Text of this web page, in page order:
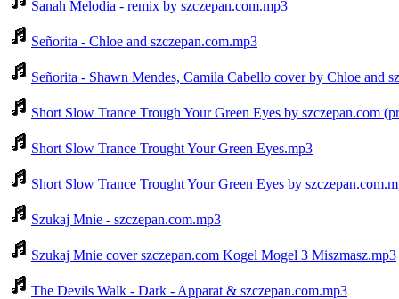
Sanah Melodia - remix by szczepan.com.mp3
Señorita - Chloe and szczepan.com.mp3
Señorita - Shawn Mendes, Camila Cabello cover by Chloe and
Short Slow Trance Trough Your Green Eyes by szczepan.com
Short Slow Trance Trought Your Green Eyes.mp3
Short Slow Trance Trought Your Green Eyes by
Szukaj Mnie - szczepan.com.mp3
Szukaj Mnie cover szczepan.com Kogel Mogel 3 Miszmasz.mp3
The Devils Walk - Dark - Apparat & szczepan.com.mp3